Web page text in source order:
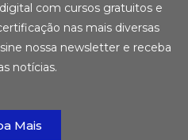
com cursos gratuitos e
nas mais diversas
nossa newsletter e receba
notícias.
Mais